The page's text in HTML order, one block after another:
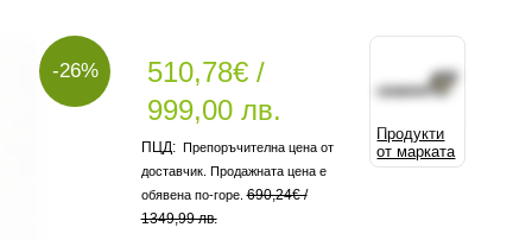
-26%
Продукти
от марката
510,78€ /
999,00 лв.
Препоръчителна цена от
доставчик. Продажната цена е
обявена по-горе. 690,24€ /
1349,99 лв.